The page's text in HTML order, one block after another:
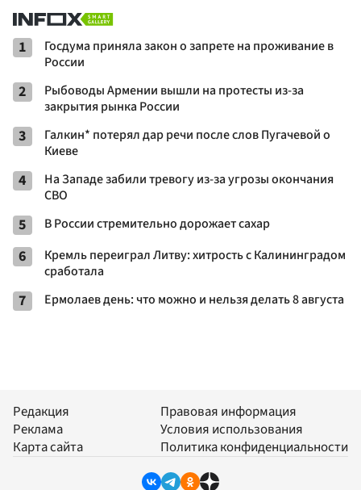
1
Госдума приняла закон о запрете на проживание в
России
2
Рыбоводы Армении вышли на протесты из-за
закрытия рынка России
3
Галкин* потерял дар речи после слов Пугачевой о
Киеве
4
На Западе забили тревогу из-за угрозы окончания
СВО
5 В России стремительно дорожает сахар
6
Кремль переиграл Литву: хитрость с Калининградом
сработала
7 Ермолаев день: что можно и нельзя делать 8 августа
Редакция
Реклама
Карта сайта
Правовая информация
Условия использования
Политика конфиденциальности